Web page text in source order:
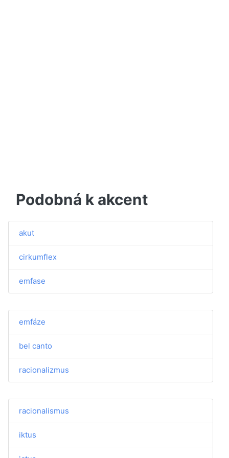
Podobná k akcent
akut
cirkumflex
emfase
emfáze
bel canto
racionalizmus
racionalismus
iktus